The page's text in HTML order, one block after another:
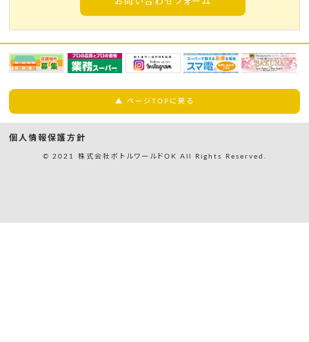
▲ ページTOPに戻る
個人情報保護方針
© 2021 株式会社ボトルワールドOK All Rights Reserved.